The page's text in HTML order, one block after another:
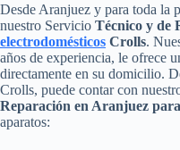
Desde Aranjuez y para toda la
nuestro Servicio Técnico y de
electrodomésticos Crolls.
años de experiencia, le ofrece
directamente en su domicilio.
Crolls, puede contar con
Reparación en Aranjuez
aparatos: